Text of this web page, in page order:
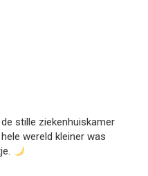
stille ziekenhuiskamer
wereld kleiner was